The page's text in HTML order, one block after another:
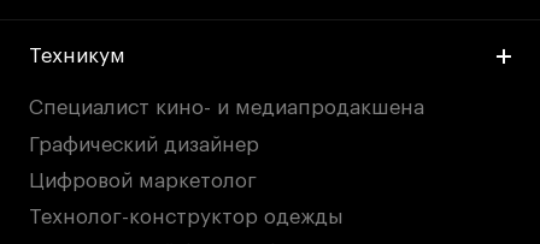
Техникум
Специалист кино- и медиапродакшена
Графический дизайнер
Цифровой маркетолог
Технолог-конструктор одежды